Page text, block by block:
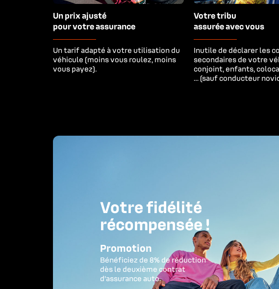
Un prix ajusté
pour votre assurance
Un tarif adapté à votre utilisation du
véhicule (moins vous roulez, moins
vous payez).
Votre tribu
assurée avec vous
Inutile de déclarer les
secondaires de votre
conjoint, enfants,
… (sauf conducteur
Votre fidélité
récompensée !
Promotion
Bénéficiez de 8% de réduction
dès le deuxième contrat
d’assurance auto.